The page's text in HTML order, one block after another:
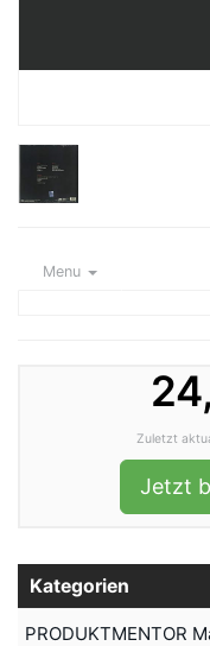
Menu
Zuletzt
Jetzt
Kategorien
PRODUKTMENTOR